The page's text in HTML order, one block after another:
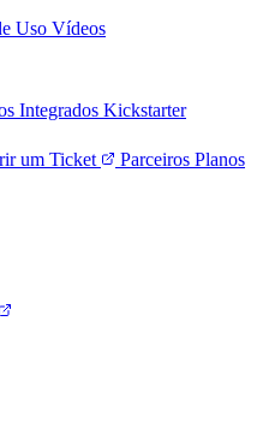
Uso Vídeos
Integrados Kickstarter
um Ticket Parceiros Planos